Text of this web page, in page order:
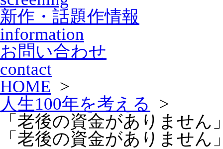
新作・話題作情報
information
お問い合わせ
contact
HOME >
人生100年を考える
>
「老後の資金がありませ
「老後の資金がありませ